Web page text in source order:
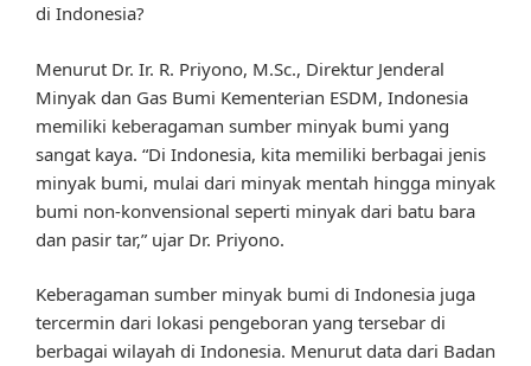
di Indonesia?
Menurut Dr. Ir. R. Priyono, M.Sc., Direktur Jenderal
Minyak dan Gas Bumi Kementerian ESDM, Indonesia
memiliki keberagaman sumber minyak bumi yang
sangat kaya. “Di Indonesia, kita memiliki berbagai jenis
minyak bumi, mulai dari minyak mentah hingga minyak
bumi non-konvensional seperti minyak dari batu bara
dan pasir tar,” ujar Dr. Priyono.
Keberagaman sumber minyak bumi di Indonesia juga
tercermin dari lokasi pengeboran yang tersebar di
berbagai wilayah di Indonesia. Menurut data dari Badan